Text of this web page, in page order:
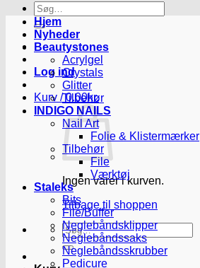
Søg
efter:
Log ind
Kurv /0.00kr.
Ingen varer i kurven.
Tilbage til shoppen
Søg
efter:
Hjem
Nyheder
Beautystones
Acrylgel
Crystals
Glitter
Tilbehør
INDIGO NAILS
Nail Art
Folie & Klistermærker
Tilbehør
File
Værktøj
Staleks
Bits
File/Buffer
Neglebåndsklipper
Neglebåndssaks
Neglebåndsskrubber
Pedicure